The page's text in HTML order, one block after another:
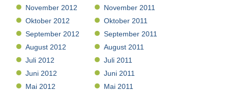
November 2012
Oktober 2012
September 2012
August 2012
Juli 2012
Juni 2012
Mai 2012
November 2011
Oktober 2011
September 2011
August 2011
Juli 2011
Juni 2011
Mai 2011